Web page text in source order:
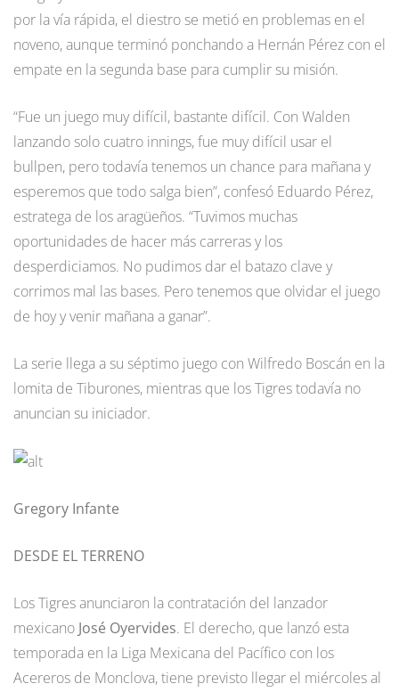
por la vía rápida, el diestro se metió en problemas en el
noveno, aunque terminó ponchando a Hernán Pérez con el
empate en la segunda base para cumplir su misión.
“Fue un juego muy difícil, bastante difícil. Con Walden
lanzando solo cuatro innings, fue muy difícil usar el
bullpen, pero todavía tenemos un chance para mañana y
esperemos que todo salga bien”, confesó Eduardo Pérez,
estratega de los aragüeños. “Tuvimos muchas
oportunidades de hacer más carreras y los
desperdiciamos. No pudimos dar el batazo clave y
corrimos mal las bases. Pero tenemos que olvidar el juego
de hoy y venir mañana a ganar”.
La serie llega a su séptimo juego con Wilfredo Boscán en la
lomita de Tiburones, mientras que los Tigres todavía no
anuncian su iniciador.
Gregory Infante
DESDE EL TERRENO
Los Tigres anunciaron la contratación del lanzador
mexicano José Oyervides. El derecho, que lanzó esta
temporada en la Liga Mexicana del Pacífico con los
Acereros de Monclova, tiene previsto llegar el miércoles al